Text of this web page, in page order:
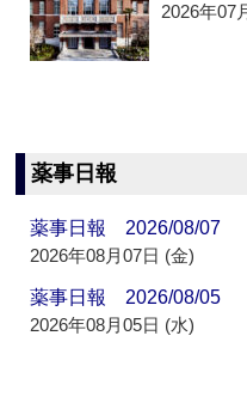
2026年07
薬事日報
薬事日報 2026/08/07
2026年08月07日 (金)
薬事日報 2026/08/05
2026年08月05日 (水)